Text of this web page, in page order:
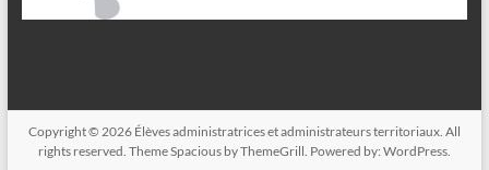
Copyright © 2026 Élèves administratrices et administrateurs territoriaux. All
rights reserved. ThemeSpaciousby ThemeGrill. Powered by: WordPress.